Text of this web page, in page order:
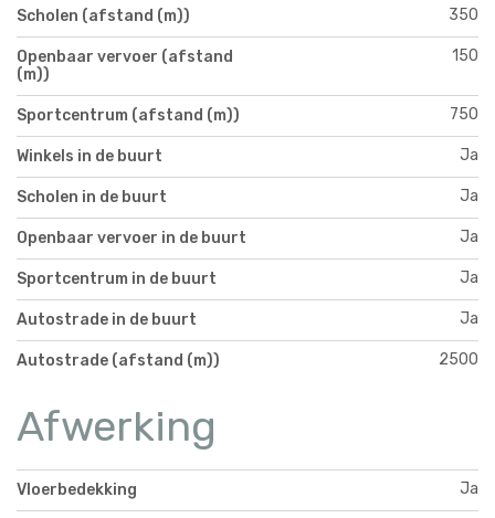
Scholen (afstand (m)) 350
Openbaar vervoer (afstand
(m))
150
Sportcentrum (afstand (m)) 750
Winkels in de buurt Ja
Scholen in de buurt Ja
Openbaar vervoer in de buurt Ja
Sportcentrum in de buurt Ja
Autostrade in de buurt Ja
Autostrade (afstand (m)) 2500
Afwerking
Vloerbedekking Ja